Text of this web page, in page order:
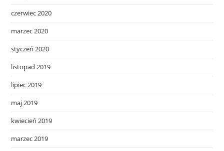
czerwiec 2020
marzec 2020
styczeń 2020
listopad 2019
lipiec 2019
maj 2019
kwiecień 2019
marzec 2019